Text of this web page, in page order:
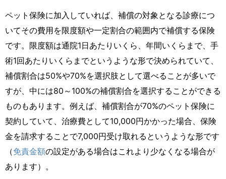
ペット保険に加入していれば、補償の対象となる診療につ
いてその費用を限度額や一定割合の範囲内で補償する保険
です。限度額は通院1日あたりいくら、年間いくらまで、手
術1回あたりいくらまでというような形で決められていて、
補償割合は50%や70%を選択肢として選べることが多いで
すが、中には80～100%の補償割合を選択することができる
ものもあります。例えば、補償割合が70%のペット保険に
契約していて、治療費として10,000円かかった場合、保険
金を請求することで7,000円受け取れるというような形です
（免責金額の設定がある場合はこれより少なくなる場合が
あります）。